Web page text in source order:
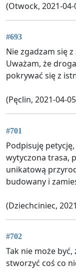
(Otwock, 2021-04-
#693
Nie zgadzam się
Uważam, że
pokrywać się z
(Pęclin, 2021-04-
#701
Podpisuję
wytyczona trasa,
unikatową
budowany i
(Dziechciniec,
#702
Tak nie może
stworzyć coś co